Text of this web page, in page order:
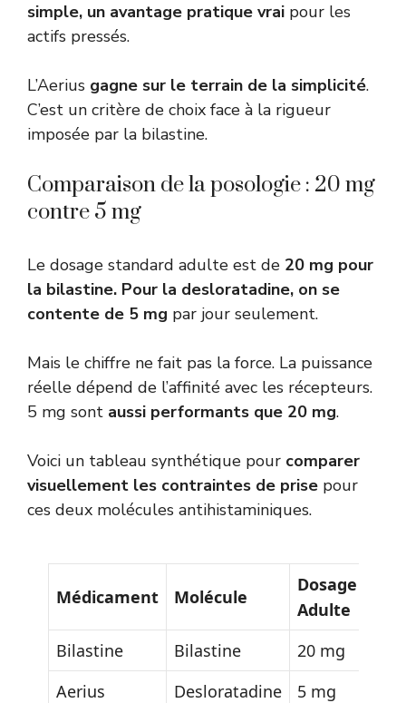
simple, un avantage pratique vrai pour les
actifs pressés.
L’Aerius gagne sur le terrain de la simplicité.
C’est un critère de choix face à la rigueur
imposée par la bilastine.
Comparaison de la posologie : 20 mg
contre 5 mg
Le dosage standard adulte est de 20 mg pour
la bilastine. Pour la desloratadine, on se
contente de 5 mg par jour seulement.
Mais le chiffre ne fait pas la force. La puissance
réelle dépend de l’affinité avec les récepteurs.
5 mg sont aussi performants que 20 mg.
Voici un tableau synthétique pour comparer
visuellement les contraintes de prise pour
ces deux molécules antihistaminiques.
Médicament Molécule
Dosage
Adulte
Bilastine
Bilastine 20 mg
Aerius
Desloratadine 5 mg